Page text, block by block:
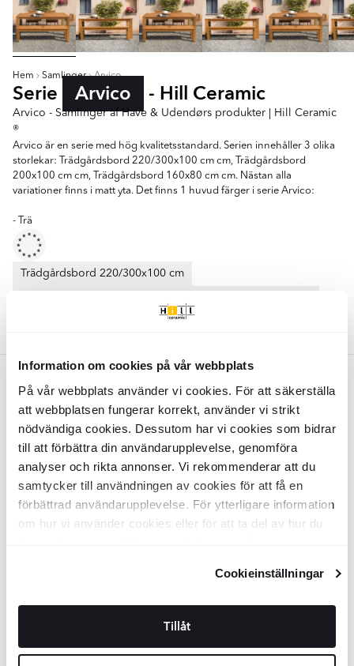
Information om cookies på vår webbplats
På vår webbplats använder vi cookies. För att säkerställa
att webbplatsen fungerar korrekt, använder vi strikt
nödvändiga cookies. Dessutom har vi cookies som bidrar
till att förbättra din användarupplevelse, genomföra
analyser och rikta annonser. Vi rekommenderar att du
samtycker till användningen av cookies för att få en
förbättrad användarupplevelse. För ytterligare information
om hur vi använder cookies eller för att ta del av hur du
Cookieinställningar
Tillåt
Hem Samlinger Arvico
Serie Arvico - Hill Ceramic
Arvico - Samlinger af Have & Udendørs produkter | Hill Ceramic
®
Arvico är en serie med hög kvalitetsstandard. Serien innehåller 3 olika
storlekar: Trädgårdsbord 220/300x100 cm cm, Trädgårdsbord
200x100 cm cm, Trädgårdsbord 160x80 cm cm. Nästan alla
variationer finns i matt yta. Det finns 1 huvud färger i serie Arvico:
- Trä
Trädgårdsbord 220/300x100 cm
Trå
UdendørsbordArvico Træ
220/300x100 cm
GRRD0046
Overflade:Matt
Materiale: Robiniaträ (Oljebehandlat)
10999 -43%
TILFØJ TIL KURV
UdendørsbordArvicoTræ 200x100
cm
GRRD0047
Overflade:Matt
Materiale: Robiniaträ (Oljebehandlat)
6999 -39%
TILFØJ TIL KURV
Materiale:Robiniaträ (Oljebehandlat)